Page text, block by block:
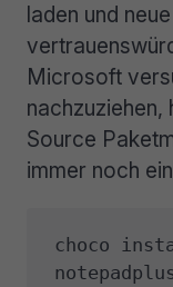
laden und
Microsoft
nachzuziehen,
Source
immer noch
choco